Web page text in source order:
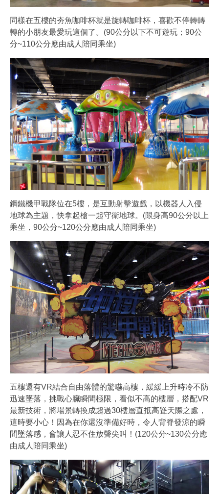
同樣在五樓的夯魚咖啡杯就是旋轉咖啡杯，喜歡不停轉轉
轉的小朋友最愛玩這個了。(90公分以下不可遊玩；90公
分~110公分應由成人陪同乘坐)
鋼鐵機甲戰隊位在5樓，是互動射擊遊戲，以機器人入侵
地球為主題，快拿起槍一起守衛地球。(限身高90公分以上
乘坐，90公分~120公分應由成人陪同乘坐)
五樓還有VR結合自由落體的驚嚇高樓，緩緩上升時冷不防
迅速墜落，挑戰心臟瞬間極限，看似不高的樓層，搭配VR
最新技術，將場景轉換成超過30樓層直抵高聳天際之處，
這時要小心！因為在你還沒準備好時，令人背脊發涼的瞬
間墜落感，會讓人忍不住放聲尖叫！(120公分~130公分應
由成人陪同乘坐)